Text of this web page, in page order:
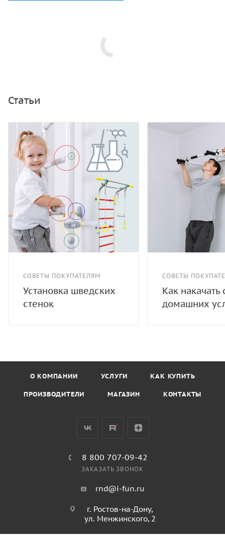
Статьи
СОВЕТЫ ПОКУПАТЕЛЯМ
Установка шведских
стенок
СОВЕТЫ
Как накачать
домашних
О КОМПАНИИ УСЛУГИ КАК КУПИТЬ
ПРОИЗВОДИТЕЛИ МАГАЗИН КОНТАКТЫ
8 800 707-09-42
ЗАКАЗАТЬ ЗВОНОК
rnd@i-fun.ru
г. Ростов-на-Дону,
ул. Менжинского, 2